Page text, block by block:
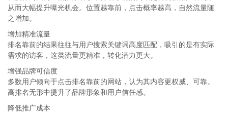
从而大幅提升曝光机会。位置越靠前，点击概率越高，自然流量随
之增加。
增加精准流量
排名靠前的结果往往与用户搜索关键词高度匹配，吸引的是有实际
需求的访客，这类流量更精准，转化潜力更大。
增强品牌可信度
多数用户倾向于点击排名靠前的网站，认为其内容更权威、可靠。
高排名无形中提升了品牌形象和用户信任感。
降低推广成本